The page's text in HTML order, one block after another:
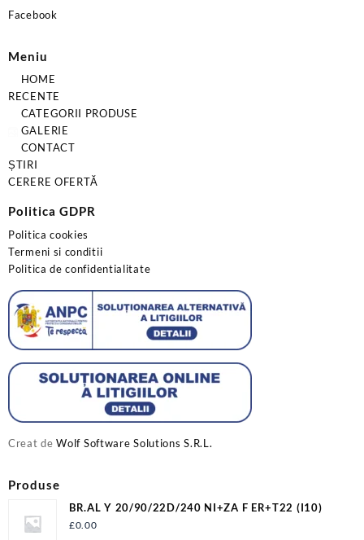
Facebook
Meniu
HOME
RECENTE
CATEGORII PRODUSE
GALERIE
CONTACT
ȘTIRI
CERERE OFERTĂ
Politica GDPR
Politica cookies
Termeni si conditii
Politica de confidentialitate
Creat deWolf Software Solutions S.R.L.
Produse
BR.AL Y 20/90/22D/240 NI+ZA F ER+T22 (I10)
£0.00